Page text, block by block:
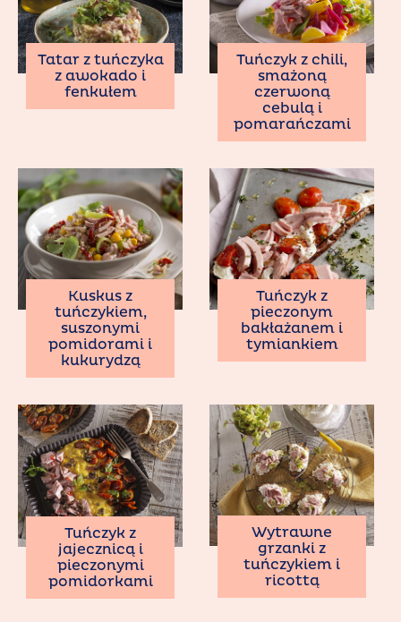
Tatar z tuńczyka
z awokado i
fenkułem
Tuńczyk z chili,
smażoną
czerwoną
cebulą i
pomarańczami
Kuskus z
tuńczykiem,
suszonymi
pomidorami i
kukurydzą
Tuńczyk z
pieczonym
bakłażanem i
tymiankiem
Tuńczyk z
jajecznicą i
pieczonymi
pomidorkami
Wytrawne
grzanki z
tuńczykiem i
ricottą